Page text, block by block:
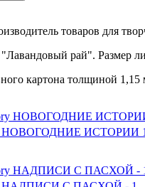
товаров для
рай". Размер
картона толщиной 1,15
НОВОГОДНИЕ ИСТОРИИ